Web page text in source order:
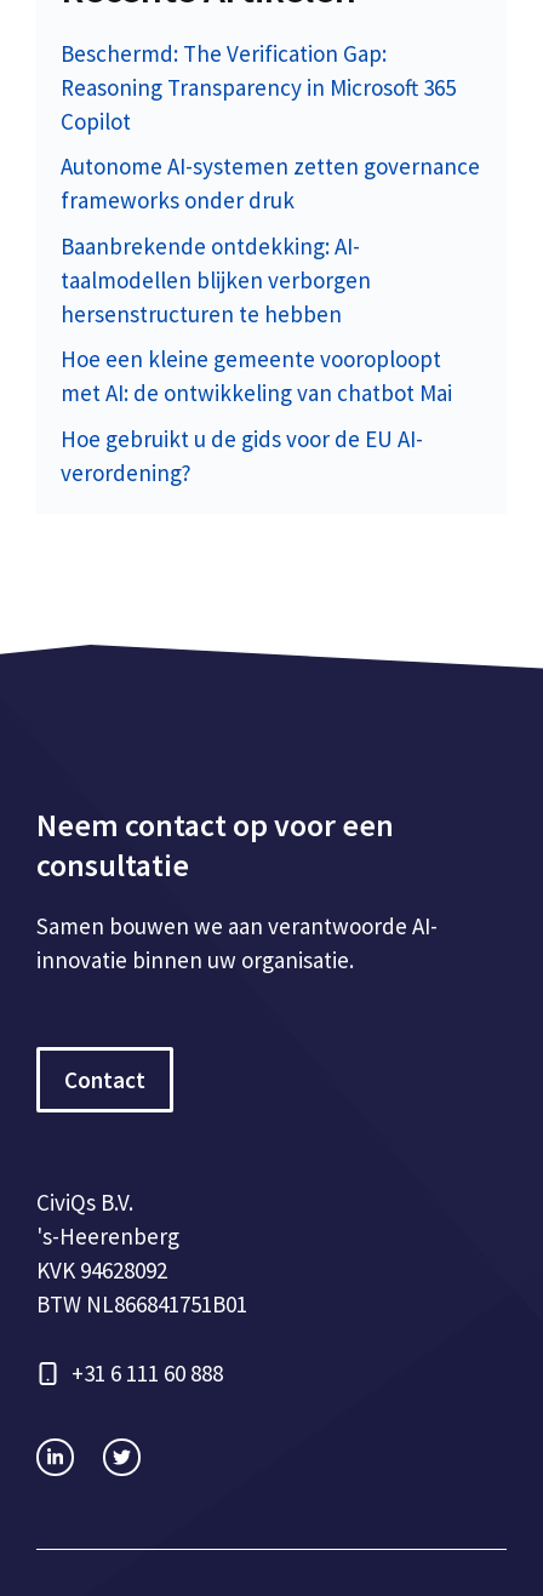
Beschermd: The Verification Gap:
Reasoning Transparency in Microsoft 365
Copilot
Autonome AI-systemen zetten governance
frameworks onder druk
Baanbrekende ontdekking: AI-
taalmodellen blijken verborgen
hersenstructuren te hebben
Hoe een kleine gemeente vooroploopt
met AI: de ontwikkeling van chatbot Mai
Hoe gebruikt u de gids voor de EU AI-
verordening?
Neem contact op voor een
consultatie
Samen bouwen we aan verantwoorde AI-
innovatie binnen uw organisatie.
Contact
CiviQs B.V.
's-Heerenberg
KVK 94628092
BTW NL866841751B01
+31 6 111 60 888